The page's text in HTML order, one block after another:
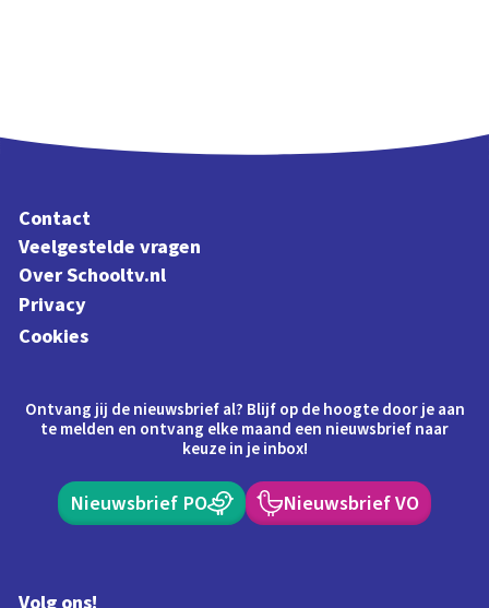
Contact
Veelgestelde vragen
Over Schooltv.nl
Privacy
Cookies
Ontvang jij de nieuwsbrief al? Blijf op de hoogte door je aan
te melden en ontvang elke maand een nieuwsbrief naar
keuze in je inbox!
Nieuwsbrief PO Nieuwsbrief VO